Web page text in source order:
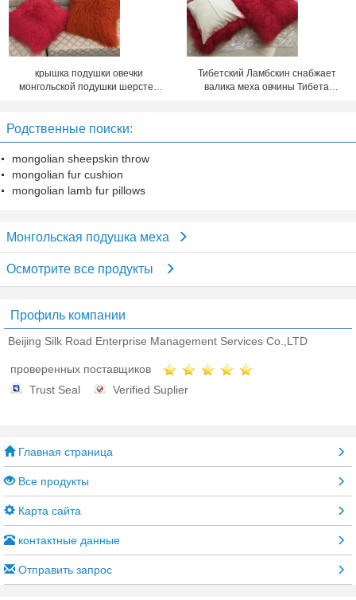
крышка подушки овечки
монгольской подушки шерстей
Тибетский Ламбскин снабжает
валика меха овчины Тибета
Родственные поиски:
mongolian sheepskin throw
mongolian fur cushion
mongolian lamb fur pillows
Монгольская подушка меха
Осмотрите все продукты
Профиль компании
Beijing Silk Road Enterprise Management Services Co.,LTD
проверенных поставщиков
Trust Seal
Verified Suplier
Главная страница
Все продукты
Карта сайта
контактные данные
Отправить запрос